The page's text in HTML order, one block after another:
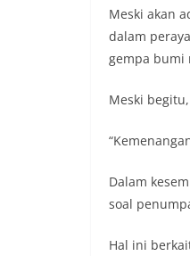
Meski akan
dalam
gempa bumi
Meski
Dalam
soal
Hal ini